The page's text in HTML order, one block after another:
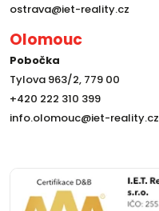
ostrava@iet-reality.cz
Olomouc
Pobočka
Tylova 963/2, 779 00
+420 222 310 399
info.olomouc@iet-reality.cz